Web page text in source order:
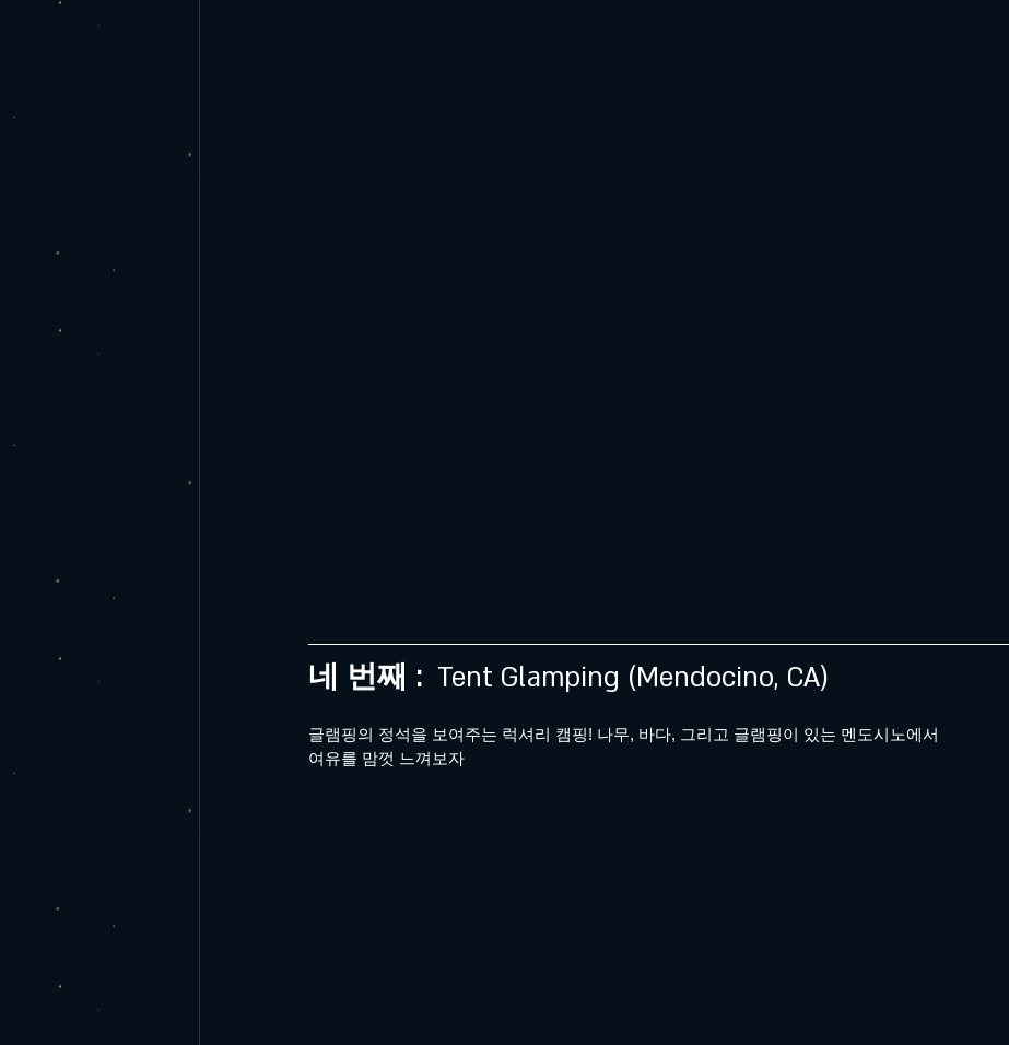
네 번째 : Tent Glamping (Mendocino, CA)
글램핑의 정석을 보여주는 럭셔리 캠핑! 나무, 바다, 그리고 글램핑이 있는 멘도시노에서
여유를 맘껏 느껴보자